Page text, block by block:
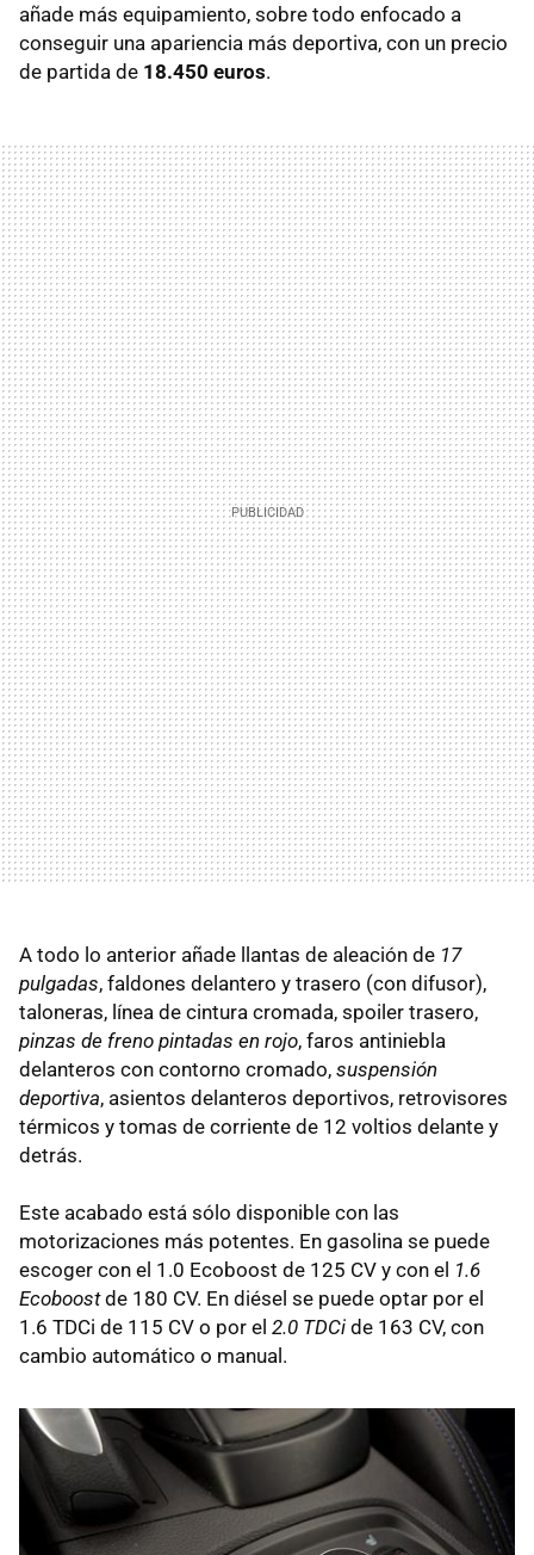
añade más equipamiento, sobre todo enfocado a
conseguir una apariencia más deportiva, con un precio
de partida de 18.450 euros.
A todo lo anterior añade llantas de aleación de 17
pulgadas, faldones delantero y trasero (con difusor),
taloneras, línea de cintura cromada, spoiler trasero,
pinzas de freno pintadas en rojo, faros antiniebla
delanteros con contorno cromado, suspensión
deportiva, asientos delanteros deportivos, retrovisores
térmicos y tomas de corriente de 12 voltios delante y
detrás.
Este acabado está sólo disponible con las
motorizaciones más potentes. En gasolina se puede
escoger con el 1.0 Ecoboost de 125 CV y con el 1.6
Ecoboostde 180 CV. En diésel se puede optar por el
1.6 TDCi de 115 CV o por el 2.0 TDCi de 163 CV, con
cambio automático o manual.